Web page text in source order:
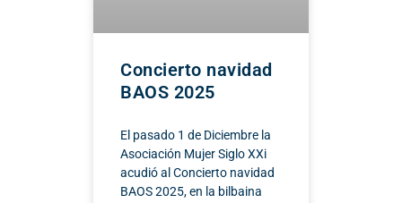
Concierto navidad
BAOS 2025
El pasado 1 de Diciembre la
Asociación Mujer Siglo XXi
acudió al Concierto navidad
BAOS 2025, en la bilbaina